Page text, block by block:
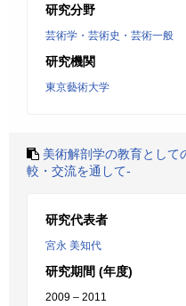
研究分野
芸術学・芸術史・芸術一般
研究機関
東京藝術大学
美術解剖学の教育として
較・交流を通して-
研究代表者
宮永 美知代
研究期間 (年度)
2009 – 2011